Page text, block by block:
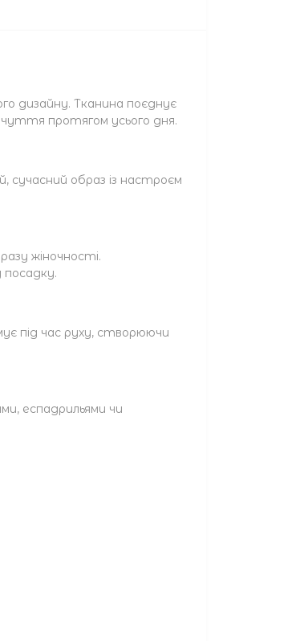
дизайну. Тканина поєднує
протягом усього дня.
сучасний образ із настроєм
жіночності.
посадку.
під час руху, створюючи
еспадрильями чи